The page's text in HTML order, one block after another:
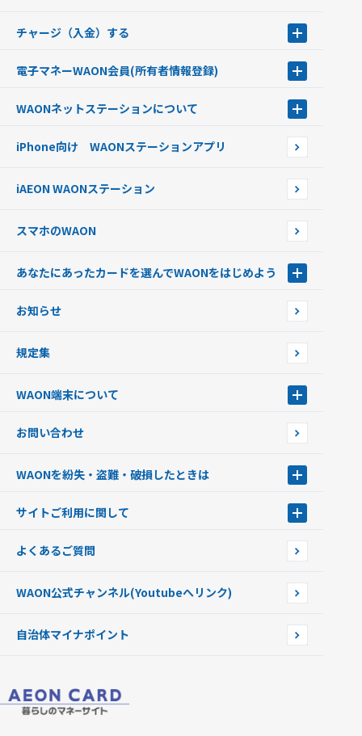
チャージ（入金）する
現金でチャージする
銀行口座・ATMからチャージする
オートチャージ
ポイントからチャージする
チャージ上限金額の変更について
電子マネーWAON会員(所有者情報登録)
WAON POINTサービス会員登録に伴う個人データの共同利用のお知
WAONネットステーションについて
WAONネットステーションWAON端末について
iPhone向け WAONステーションアプリ
iAEON WAONステーション
スマホのWAON
あなたにあったカードを選んでWAONをはじめよう
フードバンク応援WAON
ご当地WAON
G.G WAON
WAONカード・WAONカードプラス
モバイルWAON
提携WAONカード
お知らせ
規定集
WAON端末について
WAONネットステーション
新型WAONステーション
WAONチャージャーmini
お問い合わせ
WAONを紛失・盗難・破損したときは
WAONカードの拾得について
サイトご利用に関して
企業情報
よくあるご質問
WAON公式チャンネル(Youtubeへリンク)
自治体マイナポイント